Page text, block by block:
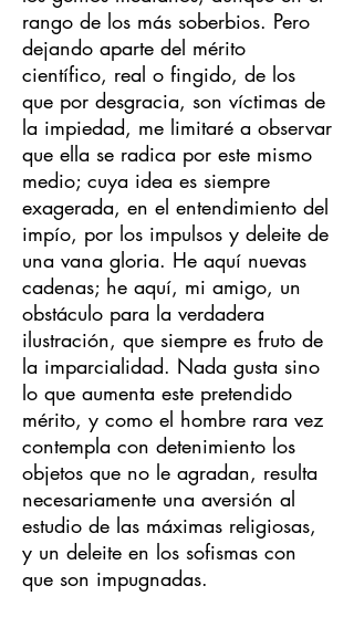
rango de los más soberbios. Pero
dejando aparte del mérito
científico, real o fingido, de los
que por desgracia, son víctimas de
la impiedad, me limitaré a observar
que ella se radica por este mismo
medio; cuya idea es siempre
exagerada, en el entendimiento del
impío, por los impulsos y deleite de
una vana gloria. He aquí nuevas
cadenas; he aquí, mi amigo, un
obstáculo para la verdadera
ilustración, que siempre es fruto de
la imparcialidad. Nada gusta sino
lo que aumenta este pretendido
mérito, y como el hombre rara vez
contempla con detenimiento los
objetos que no le agradan, resulta
necesariamente una aversión al
estudio de las máximas religiosas,
y un deleite en los sofismas con
que son impugnadas.